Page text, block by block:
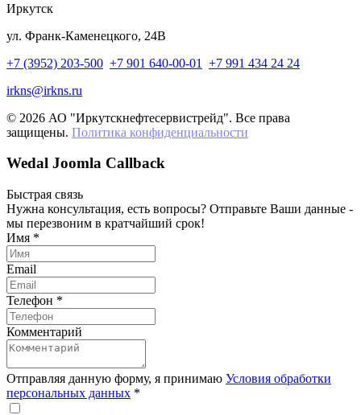
Иркутск
ул. Франк-Каменецкого, 24В
+7 (3952) 203-500 +7 901 640-00-01
+7 991 434 24 24
irkns@irkns.ru
© 2026 АО "Иркутскнефтесервистрейд". Все права
защищены. Политика конфиденциальности
Wedal Joomla Callback
Быстрая связь
Нужна консультация, есть вопросы? Отправьте Ваши данные -
мы перезвоним в кратчайший срок!
Имя *
Email
Телефон *
Комментарий
Отправляя данную форму, я принимаю Условия обработки
персональных данных *